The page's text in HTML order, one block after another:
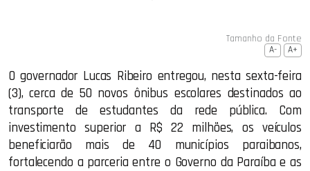
Tamanho da Fonte
A- A+
O governador Lucas Ribeiro entregou, nesta sexta-feira
(3), cerca de 50 novos ônibus escolares destinados ao
transporte de estudantes da rede pública. Com
investimento superior a R$ 22 milhões, os veículos
beneficiarão mais de 40 municípios paraibanos,
fortalecendo a parceria entre o Governo da Paraíba e as